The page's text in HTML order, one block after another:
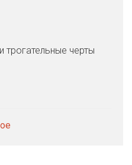
трогательные черты